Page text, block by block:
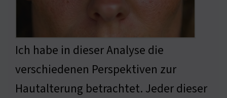
Ich habe in dieser Analyse die
verschiedenen Perspektiven zur
Hautalterung betrachtet. Jeder dieser